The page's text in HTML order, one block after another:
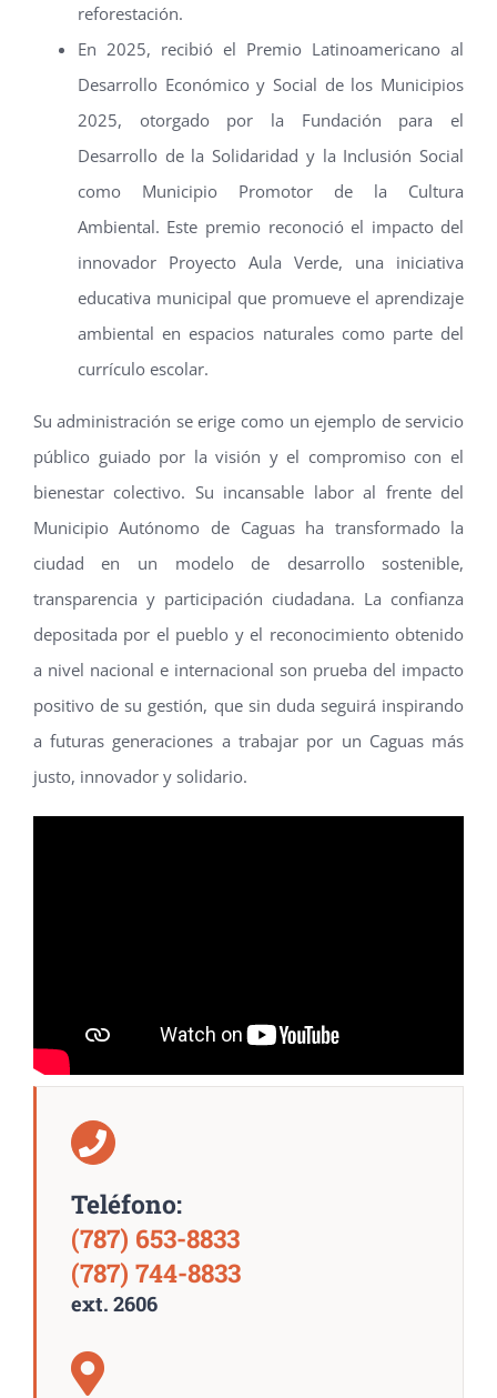
reforestación.
En 2025, recibió el Premio Latinoamericano al
Desarrollo Económico y Social de los Municipios
2025, otorgado por la Fundación para el
Desarrollo de la Solidaridad y la Inclusión Social
como Municipio Promotor de la Cultura
Ambiental. Este premio reconoció el impacto del
innovador Proyecto Aula Verde, una iniciativa
educativa municipal que promueve el aprendizaje
ambiental en espacios naturales como parte del
currículo escolar.
Su administración se erige como un ejemplo de servicio
público guiado por la visión y el compromiso con el
bienestar colectivo. Su incansable labor al frente del
Municipio Autónomo de Caguas ha transformado la
ciudad en un modelo de desarrollo sostenible,
transparencia y participación ciudadana. La confianza
depositada por el pueblo y el reconocimiento obtenido
a nivel nacional e internacional son prueba del impacto
positivo de su gestión, que sin duda seguirá inspirando
a futuras generaciones a trabajar por un Caguas más
justo, innovador y solidario.
Teléfono:
(787) 653-8833
(787) 744-8833
ext. 2606